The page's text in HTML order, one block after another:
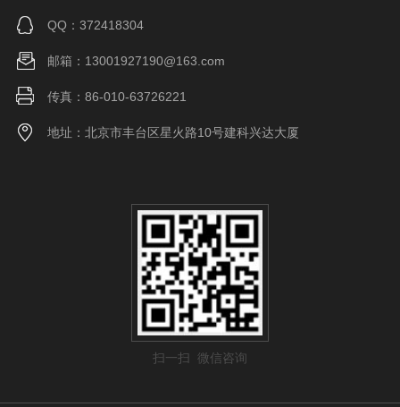
QQ：372418304
邮箱：13001927190@163.com
传真：86-010-63726221
地址：北京市丰台区星火路10号建科兴达大厦
扫一扫 微信咨询